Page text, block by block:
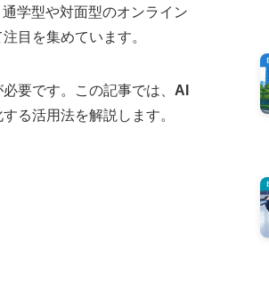
学型や対面型のオンライン
目を集めています。
要です。この記事では、 AI
る活用法を解説します。